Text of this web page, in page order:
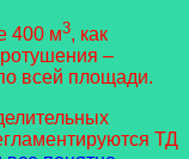
400 м3, как
–
всей площади.
ТД